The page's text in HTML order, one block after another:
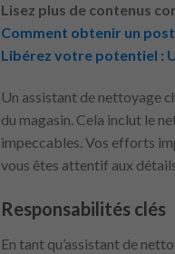
Lisez plus de contenus
Comment obtenir un
Libérez votre potentiel :
Un assistant de nettoyage
du magasin. Cela inclut le
impeccables. Vos efforts
vous êtes attentif aux
Responsabilités clés
En tant qu’assistant de